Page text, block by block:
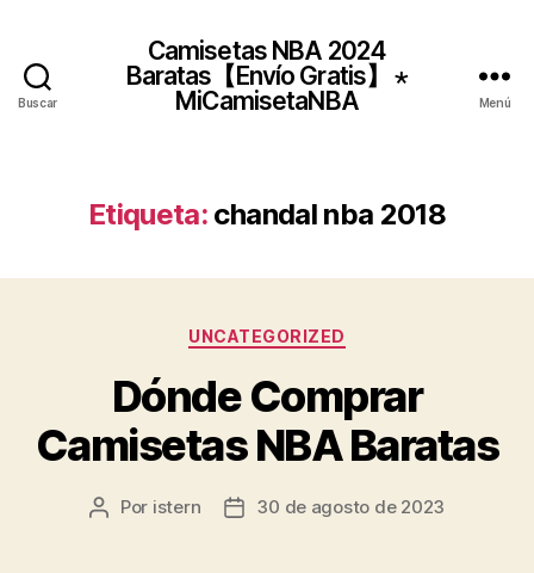
Buscar
Camisetas NBA 2024
Baratas【Envío Gratis】 ⋆
MiCamisetaNBA
Menú
Etiqueta: chandal nba 2018
Categorías
UNCATEGORIZED
Dónde Comprar
Camisetas NBA Baratas
Autor
Por istern
Fecha30 de agosto de 2023